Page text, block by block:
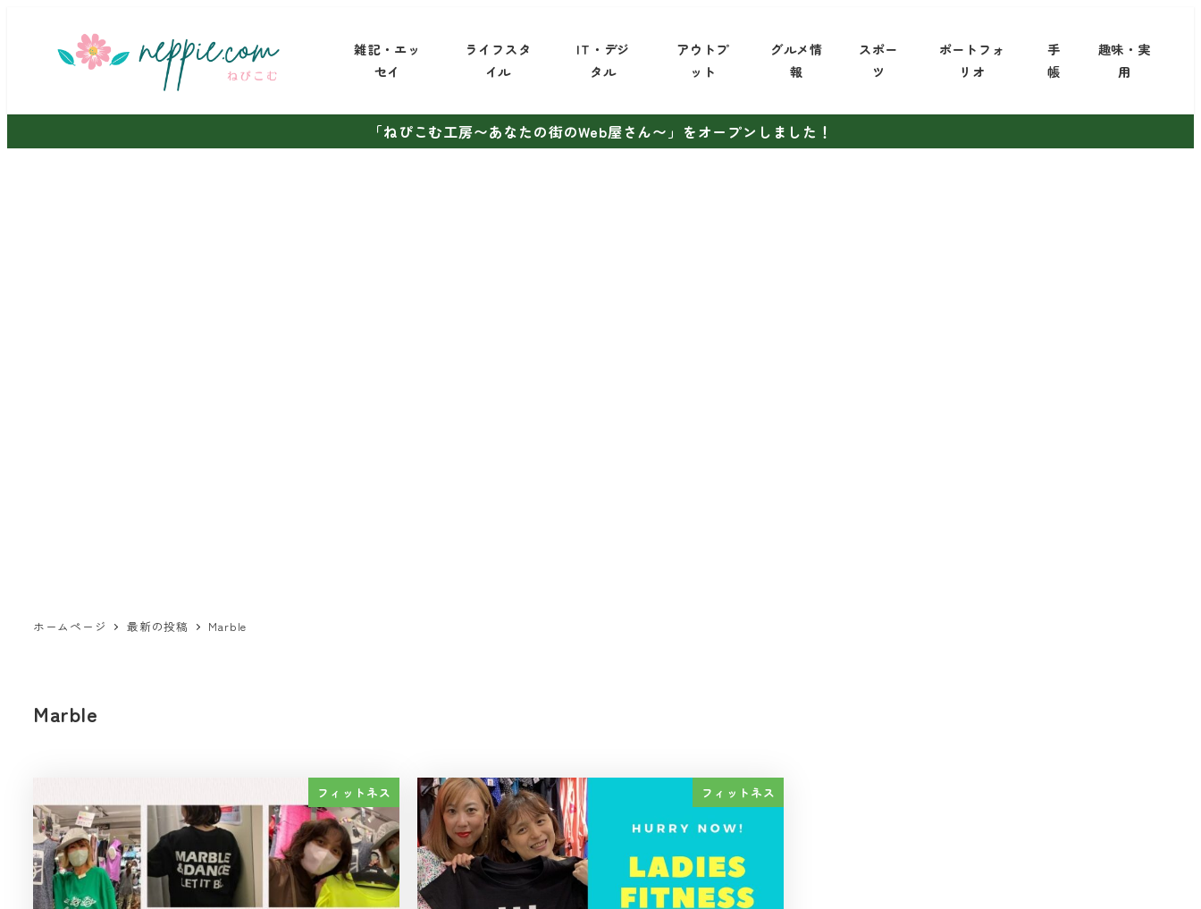
ン
テ
雑記・エッ
セイ
ライフスタ
イル
IT・デジ
タル
アウトプ
ット
グルメ情
報
スポー
ツ
ポートフォ
リオ
手
帳
趣味・実
用
「ねぴこむ工房〜あなたの街のWeb屋さん〜」をオープンしました！
ホームページ 最新の投稿 Marble
Marble
フィットネス フィットネス